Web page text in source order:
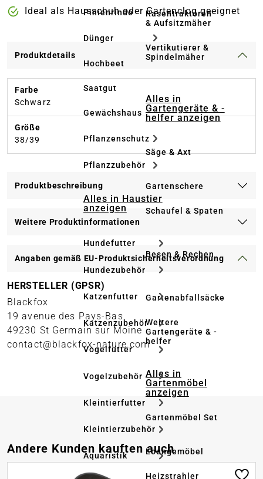
Pinienrinde
Dünger
Hochbeet
Saatgut
Gewächshaus
Pflanzenschutz
Pflanzzubehör
Alles in Haustier
anzeigen
Hundefutter
Hundezubehör
Katzenfutter
Katzenzubehör
Vogelfutter
Vogelzubehör
Kleintierfutter
Kleintierzubehör
Aquaristik
Rasentraktoren
& Aufsitzmäher
Vertikutierer &
Spindelmäher
Alles in
Gartengeräte & -
helfer anzeigen
Säge & Axt
Gartenschere
Schaufel & Spaten
Besen & Rechen
Gartenabfallsäcke
Weitere
Gartengeräte & -
helfer
Alles in
Gartenmöbel
anzeigen
Gartenmöbel Set
Loungemöbel
Heizstrahler
Ideal als Hausschuh oder Gartenclog geeignet
Produktdetails
Farbe
Schwarz
Größe
38/39
Produktbeschreibung
Weitere Produktinformationen
Angaben gemäß EU-Produktsicherheitsverordnung
HERSTELLER (GPSR)
Blackfox
19 avenue des Pays-Bas
49230 St Germain sur Moine
contact@blackfox-nature.com
Produktgalerie überspringen
Andere Kunden kauften auch